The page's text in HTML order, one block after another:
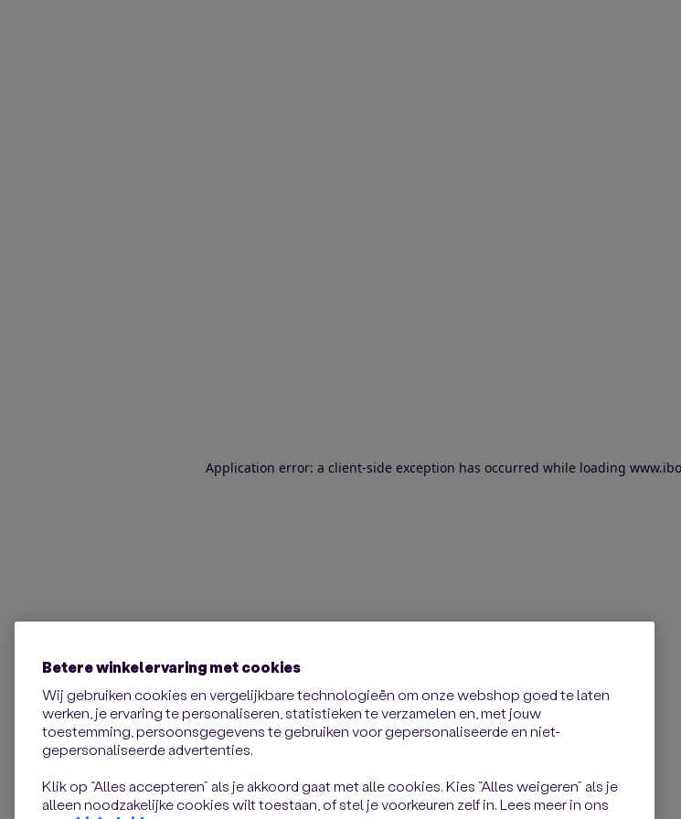
Application error: a client-side exception has occurred while loading
Betere winkelervaring met cookies
Wij gebruiken cookies en vergelijkbare technologieën om onze webshop goed te laten
werken, je ervaring te personaliseren, statistieken te verzamelen en, met jouw
toestemming, persoonsgegevens te gebruiken voor gepersonaliseerde en niet-
gepersonaliseerde advertenties.
Klik op “Alles accepteren” als je akkoord gaat met alle cookies. Kies “Alles weigeren” als je
alleen noodzakelijke cookies wilt toestaan, of stel je voorkeuren zelf in. Lees meer in ons